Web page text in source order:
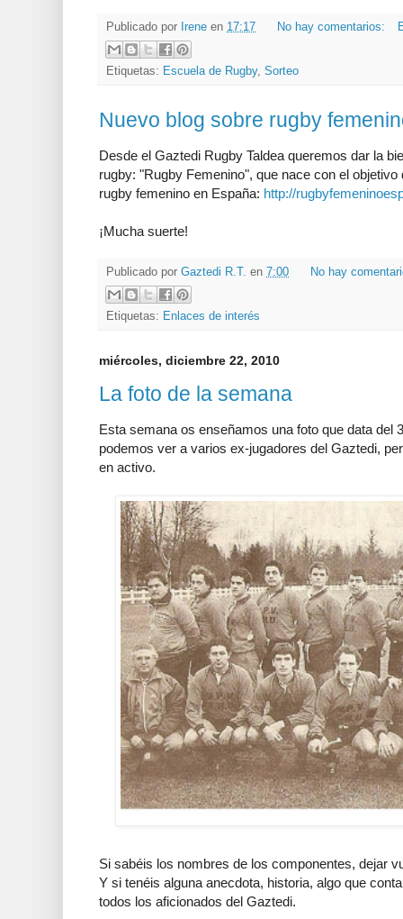
Publicado por Irene en 17:17 No hay comentarios:
Etiquetas: Escuela de Rugby, Sorteo
Nuevo blog sobre rugby
Desde el Gaztedi Rugby Taldea queremos dar la
rugby: "Rugby Femenino", que nace con el
rugby femenino en España: http://
¡Mucha suerte!
Publicado por Gaztedi R.T. en 7:00 No hay
Etiquetas: Enlaces de interés
miércoles, diciembre 22, 2010
La foto de la semana
Esta semana os enseñamos una foto que data del
podemos ver a varios ex-jugadores del Gaztedi,
en activo.
Si sabéis los nombres de los componentes, dejar
Y si tenéis alguna anecdota, historia, algo que
todos los aficionados del Gaztedi.